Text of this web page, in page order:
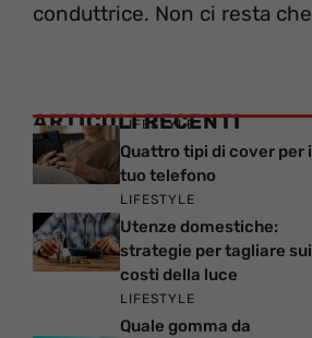
conduttrice. Non ci resta
ARTICOLI RECENTI
LIFESTYLE
Quattro tipi di cover per
tuo telefono
LIFESTYLE
Utenze domestiche:
strategie per tagliare sui
costi della luce
LIFESTYLE
Quale gomma da